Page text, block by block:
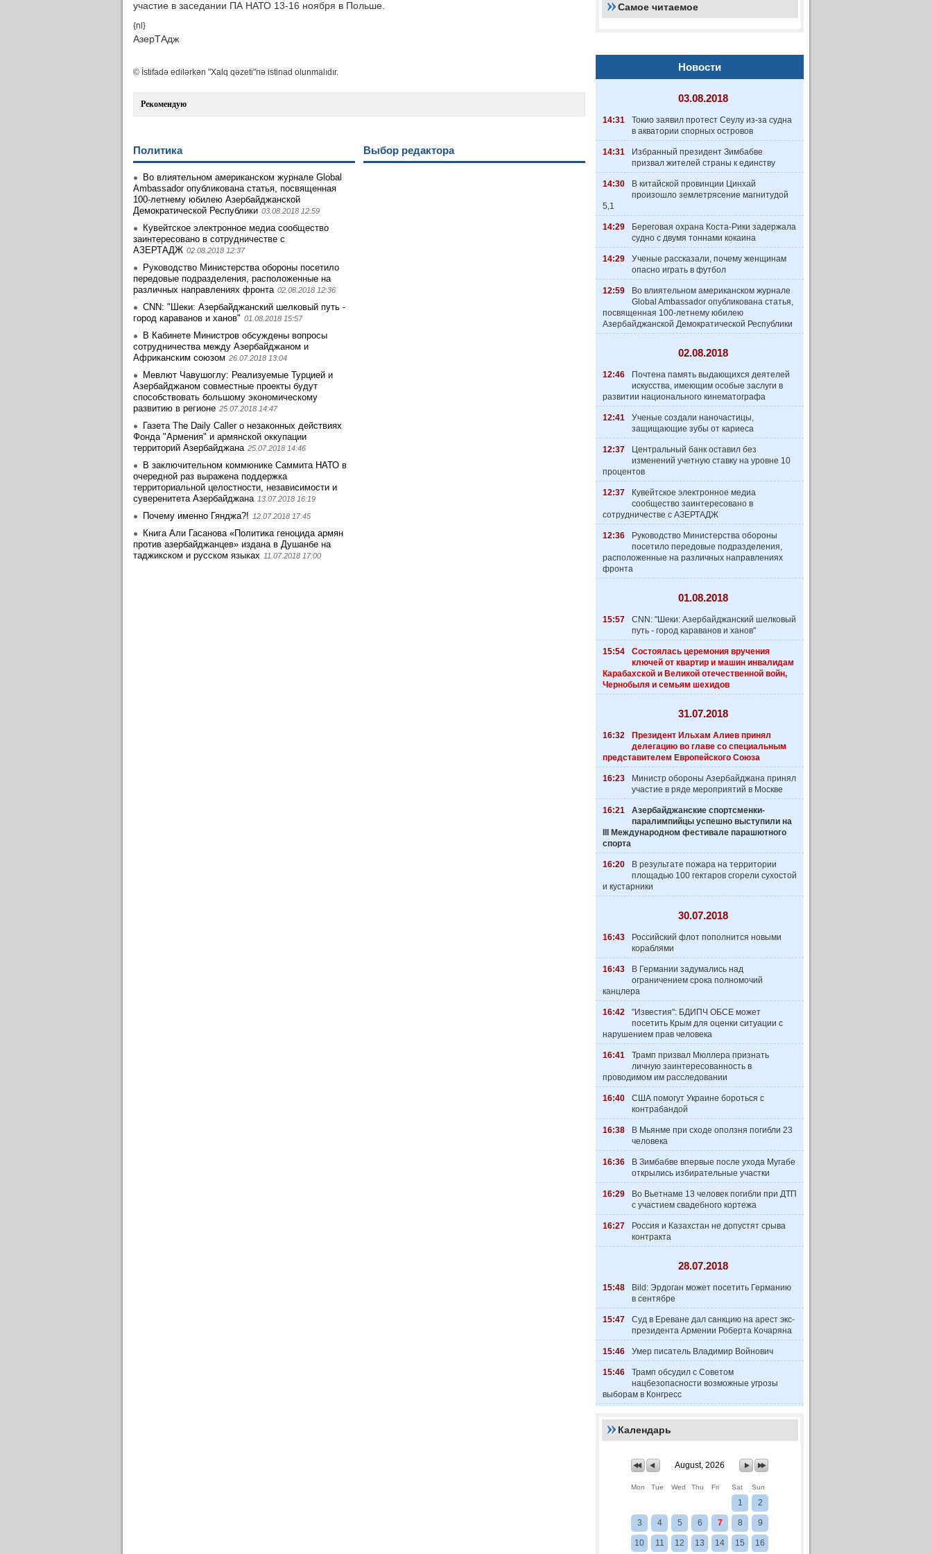
участие в заседании ПА НАТО 13-16 ноября в Польше.
{nl}
АзерТАдж
© İstifadə edilərkən "Xalq qəzeti"nə istinad olunmalıdır.
Рекомендую
Политика
Во влиятельном американском журнале Global
Ambassador опубликована статья, посвященная
100-летнему юбилею Азербайджанской
Демократической Республики 03.08.2018 12:59
Кувейтское электронное медиа сообщество
заинтеpесовано в сотрудничестве с
АЗЕРТАДЖ 02.08.2018 12:37
Руководство Министерства обороны посетило
передовые подразделения, расположенные на
различных направлениях фронта 02.08.2018 12:36
CNN: "Шеки: Азербайджанский шелковый путь -
город караванов и ханов" 01.08.2018 15:57
В Кабинете Министров обсуждены вопросы
сотрудничества между Азербайджаном и
Африканским союзом 26.07.2018 13:04
Мевлют Чавушоглу: Реализуемые Турцией и
Азербайджаном совместные проекты будут
способствовать большому экономическому
развитию в регионе 25.07.2018 14:47
Газета The Daily Caller о незаконных действиях
Фонда "Армения" и армянской оккупации
территорий Азербайджана 25.07.2018 14:46
В заключительном коммюнике Саммита НАТО в
очередной раз выражена поддержка
территориальной целостности, независимости и
суверенитета Азербайджана 13.07.2018 16:19
Почему именно Гянджа?! 12.07.2018 17:45
Книга Али Гасанова «Политика геноцида армян
против азербайджанцев» издана в Душанбе на
таджикском и русском языках 11.07.2018 17:00
Выбор редактора
Самое читаемое
Новости
03.08.2018
14:31
Токио заявил протест Сеулу из-за судна
в акватории спорных островов
14:31
Избранный президент Зимбабве
призвал жителей страны к единству
14:30
В китайской провинции Цинхай
произошло землетрясение магнитудой
5,1
14:29
Береговая охрана Коста-Рики задержала
судно с двумя тоннами кокаина
14:29
Ученые рассказали, почему женщинам
опасно играть в футбол
12:59
Во влиятельном американском журнале
Global Ambassador опубликована статья,
посвященная 100-летнему юбилею
Азербайджанской Демократической Республики
02.08.2018
12:46
Почтена память выдающихся деятелей
искусства, имеющим особые заслуги в
развитии национального кинематографа
12:41
Ученые создали наночастицы,
защищающие зубы от кариеса
12:37
Центральный банк оставил без
изменений учетную ставку на уровне 10
процентов
12:37
Кувейтское электронное медиа
сообщество заинтеpесовано в
сотрудничестве с АЗЕРТАДЖ
12:36
Руководство Министерства обороны
посетило передовые подразделения,
расположенные на различных направлениях
фронта
01.08.2018
15:57
CNN: "Шеки: Азербайджанский шелковый
путь - город караванов и ханов"
15:54
Состоялась церемония вручения
ключей от квартир и машин инвалидам
Карабахской и Великой отечественной войн,
Чернобыля и семьям шехидов
31.07.2018
16:32
Президент Ильхам Алиев принял
делегацию во главе со специальным
представителем Европейского Союза
16:23
Министр обороны Азербайджана принял
участие в ряде мероприятий в Москве
16:21
Азербайджанские спортсменки-
паралимпийцы успешно выступили на
III Международном фестивале парашютного
спорта
16:20
В результате пожара на территории
площадью 100 гектаров сгорели сухостой
и кустарники
30.07.2018
16:43
Российский флот пополнится новыми
кораблями
16:43
В Германии задумались над
ограничением срока полномочий
канцлера
16:42
"Известия": БДИПЧ ОБСЕ может
посетить Крым для оценки ситуации с
нарушением прав человека
16:41
Трамп призвал Мюллера признать
личную заинтересованность в
проводимом им расследовании
16:40
США помогут Украине бороться с
контрабандой
16:38
В Мьянме при сходе оползня погибли 23
человека
16:36
В Зимбабве впервые после ухода Мугабе
открылись избирательные участки
16:29
Во Вьетнаме 13 человек погибли при ДТП
с участием свадебного кортежа
16:27
Россия и Казахстан не допустят срыва
контракта
28.07.2018
15:48
Bild: Эрдоган может посетить Германию
в сентябре
15:47
Суд в Ереване дал санкцию на арест экс-
президента Армении Роберта Кочаряна
15:46 Умер писатель Владимир Войнович
15:46
Трамп обсудил с Советом
нацбезопасности возможные угрозы
выборам в Конгресс
Календарь
August, 2026
Mon Tue Wed Thu Fri Sat Sun
1 2
3 4 5 6 7 8 9
10 11 12 13 14 15 16